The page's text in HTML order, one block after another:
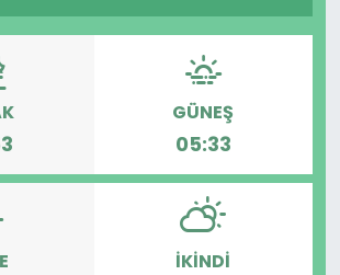
GÜNEŞ
05:33
İKINDI